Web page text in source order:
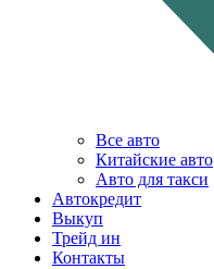
Все авто
Китайские авто
Авто для такси
Автокредит
Выкуп
Трейд ин
Контакты